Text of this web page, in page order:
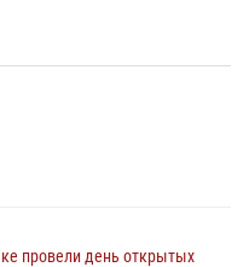
провели день открытых